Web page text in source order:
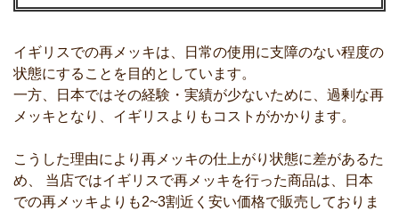
イギリスでの再メッキは、日常の使用に支障のない程度の
状態にすることを目的としています。
一方、日本ではその経験・実績が少ないために、過剰な再
メッキとなり、イギリスよりもコストがかかります。
こうした理由により再メッキの仕上がり状態に差があるた
め、 当店ではイギリスで再メッキを行った商品は、日本
での再メッキよりも2~3割近く安い価格で販売しておりま